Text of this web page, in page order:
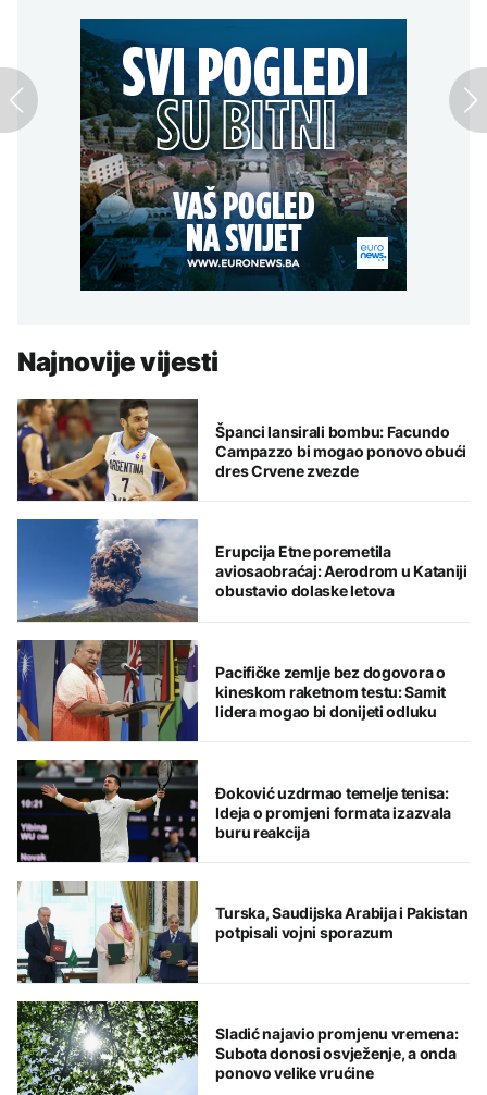
Najnovije vijesti
Španci lansirali bombu: Facundo
Campazzo bi mogao ponovo obući
dres Crvene zvezde
Erupcija Etne poremetila
aviosaobraćaj: Aerodrom u Kataniji
obustavio dolaske letova
Pacifičke zemlje bez dogovora o
kineskom raketnom testu: Samit
lidera mogao bi donijeti odluku
Đoković uzdrmao temelje tenisa:
Ideja o promjeni formata izazvala
buru reakcija
Turska, Saudijska Arabija i Pakistan
potpisali vojni sporazum
Sladić najavio promjenu vremena:
Subota donosi osvježenje, a onda
ponovo velike vrućine